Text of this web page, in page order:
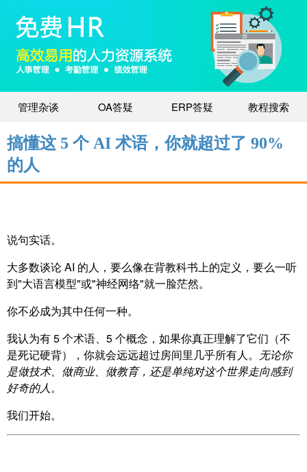
管理杂谈 OA答疑 ERP答疑 教程搜索
搞懂这 5 个 AI 术语，你就超过了 90%
的人
说句实话。
大多数谈论 AI 的人，要么像在背教科书上的定义，要么一听
到"大语言模型"或"神经网络"就一脸茫然。
你不必成为其中任何一种。
我认为有 5 个术语、5 个概念，如果你真正理解了它们（不
是死记硬背），你就会远远超过房间里几乎所有人。 无论你
是做技术、做商业、做教育，还是单纯对这个世界走向感到
好奇的人。
我们开始。